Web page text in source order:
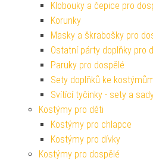
Klobouky a čepice pro
Korunky
Masky a škrabošky pro
Ostatní párty doplňky pro
Paruky pro dospělé
Sety doplňků ke
Svítící tyčinky - sety a
Kostýmy pro děti
Kostýmy pro chlapce
Kostýmy pro dívky
Kostýmy pro dospělé